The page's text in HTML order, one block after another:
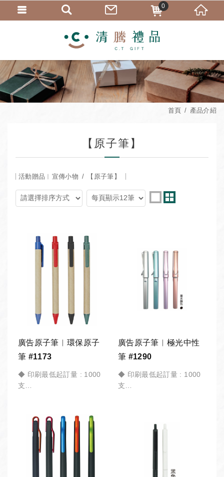
首頁 產品介紹
【原子筆】
活動贈品︱宣傳小物 【原子筆】
廣告原子筆︱環保原子
筆 #1173
◆ 印刷最低起訂量 : 1000
支
量」，加入「詢價車」請備
註 訂購數量。
公司採購︱團體訂購︱教育
機構︱政府機關︱大宗採購
︱活動贈品︱歡迎詢價。
廣告原子筆︱極光中性
筆 #1290
◆ 印刷最低起訂量 : 1000
支
註 訂購數量。
機構︱政府機關︱大宗採購
0